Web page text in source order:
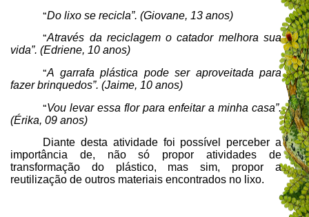
“Do lixo se recicla”. (Giovane, 13 anos)
“Através da reciclagem o catador melhora sua
vida”. (Edriene, 10 anos)
“A garrafa plástica pode ser aproveitada para
fazer brinquedos”. (Jaime, 10 anos)
“Vou levar essa flor para enfeitar a minha casa”.
(Érika, 09 anos)
Diante desta atividade foi possível perceber a
importância de, não só propor atividades de
transformação do plástico, mas sim, propor a
reutilização de outros materiais encontrados no lixo.